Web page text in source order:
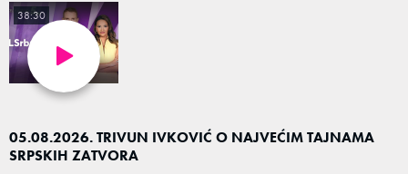
05.08.2026. TRIVUN IVKOVIĆ O NAJVEĆIM TAJNAMA
SRPSKIH ZATVORA
38:30